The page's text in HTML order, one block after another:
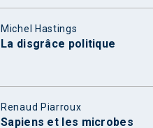
Michel Hastings
La disgrâce politique
Renaud Piarroux
Sapiens et les microbes